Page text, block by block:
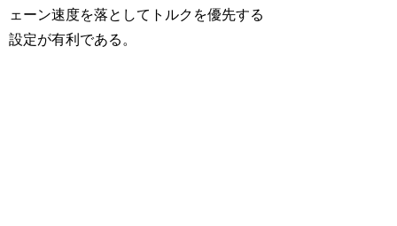
ェーン速度を落としてトルクを優先する
設定が有利である。